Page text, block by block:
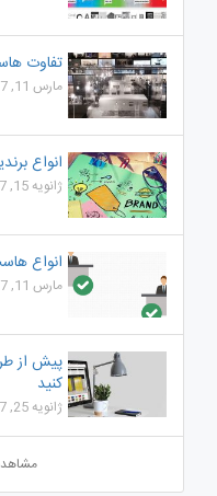
تفاوت
مارس 11, 2017
انواع
ژانویه 15, 2017
انواع
مارس 11, 2017
پیش از
کنید
ژانویه 25, 2017